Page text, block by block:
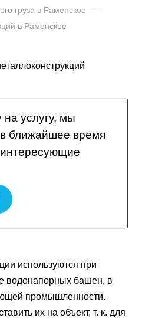
груза в Раменское —
в Раменское
услугу, мы
ближайшее время
используются при
водонапорных башен, в
промышленности.
их на объект, т. к. для